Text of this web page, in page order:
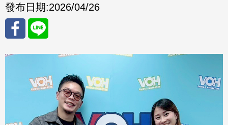
發布日期:2026/04/26
分享 分享
至